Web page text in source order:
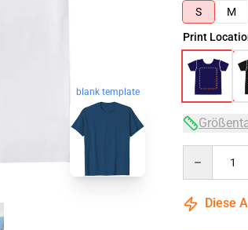
blank template
S
M
Print
Diese